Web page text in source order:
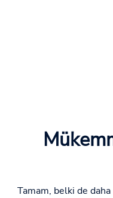
Tamam, belki de daha